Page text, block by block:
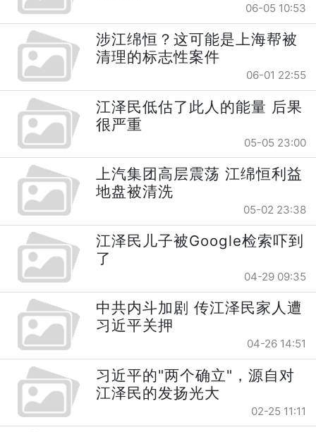
06-05 10:53
涉江绵恒？这可能是上海帮被
清理的标志性案件
06-01 22:55
江泽民低估了此人的能量 后果
很严重
05-05 23:00
上汽集团高层震荡 江绵恒利益
地盘被清洗
05-02 23:38
江泽民儿子被Google检索吓到
了
04-29 09:35
中共内斗加剧 传江泽民家人遭
习近平关押
04-26 14:51
习近平的"两个确立"，源自对
江泽民的发扬光大
02-25 11:11